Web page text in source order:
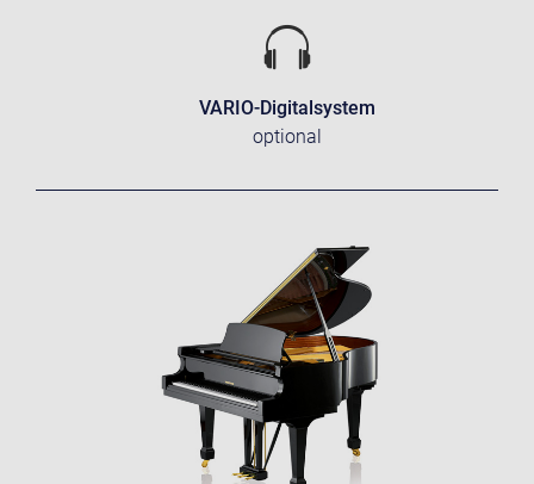
VARIO-Digitalsystem
optional